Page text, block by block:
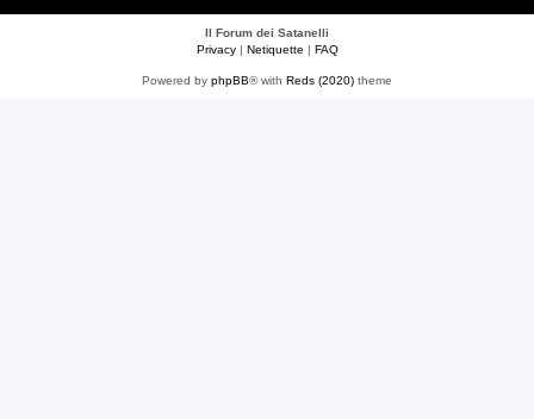
Il Forum dei Satanelli
Privacy| Netiquette | FAQ
Powered by phpBB® with Reds (2020) theme